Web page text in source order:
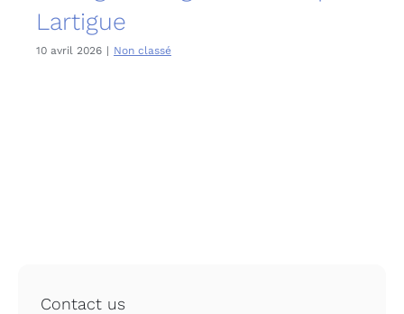
Lartigue
10 avril 2026 | Non classé
Contact us